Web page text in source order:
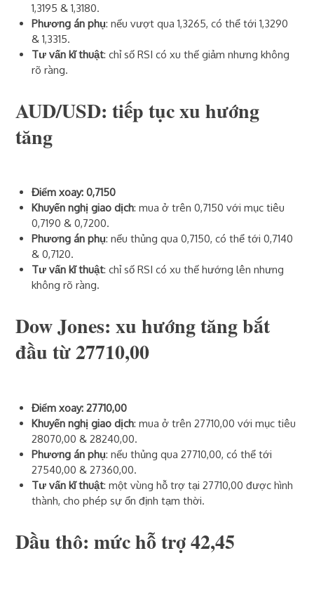
1,3195 & 1,3180.
Phương án phụ: nếu vượt qua 1,3265, có thể tới 1,3290
& 1,3315.
Tư vấn kĩ thuật: chỉ số RSI có xu thế giảm nhưng không
rõ ràng.
AUD/USD: tiếp tục xu hướng
tăng
Điểm xoay: 0,7150
Khuyến nghị giao dịch: mua ở trên 0,7150 với mục tiêu
0,7190 & 0,7200.
Phương án phụ: nếu thủng qua 0,7150, có thể tới 0,7140
& 0,7120.
Tư vấn kĩ thuật: chỉ số RSI có xu thế hướng lên nhưng
không rõ ràng.
Dow Jones: xu hướng tăng bắt
đầu từ 27710,00
Điểm xoay: 27710,00
Khuyến nghị giao dịch: mua ở trên 27710,00 với mục tiêu
28070,00 & 28240,00.
Phương án phụ: nếu thủng qua 27710,00, có thể tới
27540,00 & 27360,00.
Tư vấn kĩ thuật: một vùng hỗ trợ tại 27710,00 được hình
thành, cho phép sự ổn định tạm thời.
Dầu thô: mức hỗ trợ 42,45